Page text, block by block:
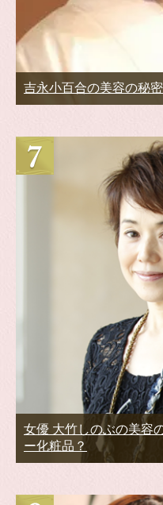
吉永小百合の美容の秘
女優 大竹しのぶの美容
ー化粧品？